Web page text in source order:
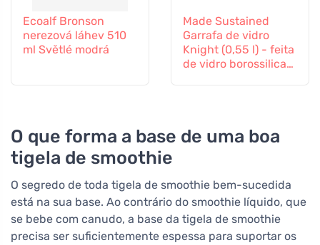
Ecoalf Bronson
nerezová láhev 510
ml Světlé modrá
Made Sustained
Garrafa de vidro
Knight (0,55 l) - feita
de vidro borossilicato
O que forma a base de uma boa
tigela de smoothie
O segredo de toda tigela de smoothie bem-sucedida
está na sua base. Ao contrário do smoothie líquido, que
se bebe com canudo, a base da tigela de smoothie
precisa ser suficientemente espessa para suportar os